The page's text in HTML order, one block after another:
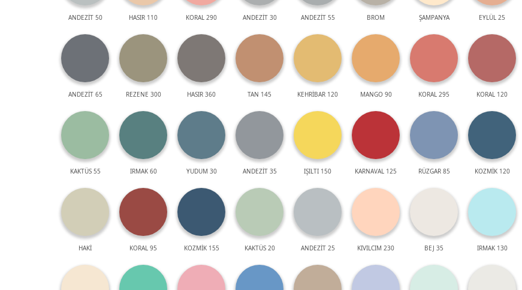
ANDEZİT 50 HASIR 110 KORAL 290 ANDEZİT 30 ANDEZİT 55 BROM ŞAMPANYA EYLÜL 25
ANDEZİT 65 REZENE 300 HASIR 360 TAN 145 KEHRİBAR 120 MANGO 90 KORAL 295 KORAL 120
KAKTÜS 55 IRMAK 60 YUDUM 30 ANDEZİT 35 IŞILTI 150 KARNAVAL 125 RÜZGAR 85 KOZMİK 120
HAKİ KORAL 95 KOZMİK 155 KAKTÜS 20 ANDEZİT 25 KIVILCIM 230 BEJ 35 IRMAK 130